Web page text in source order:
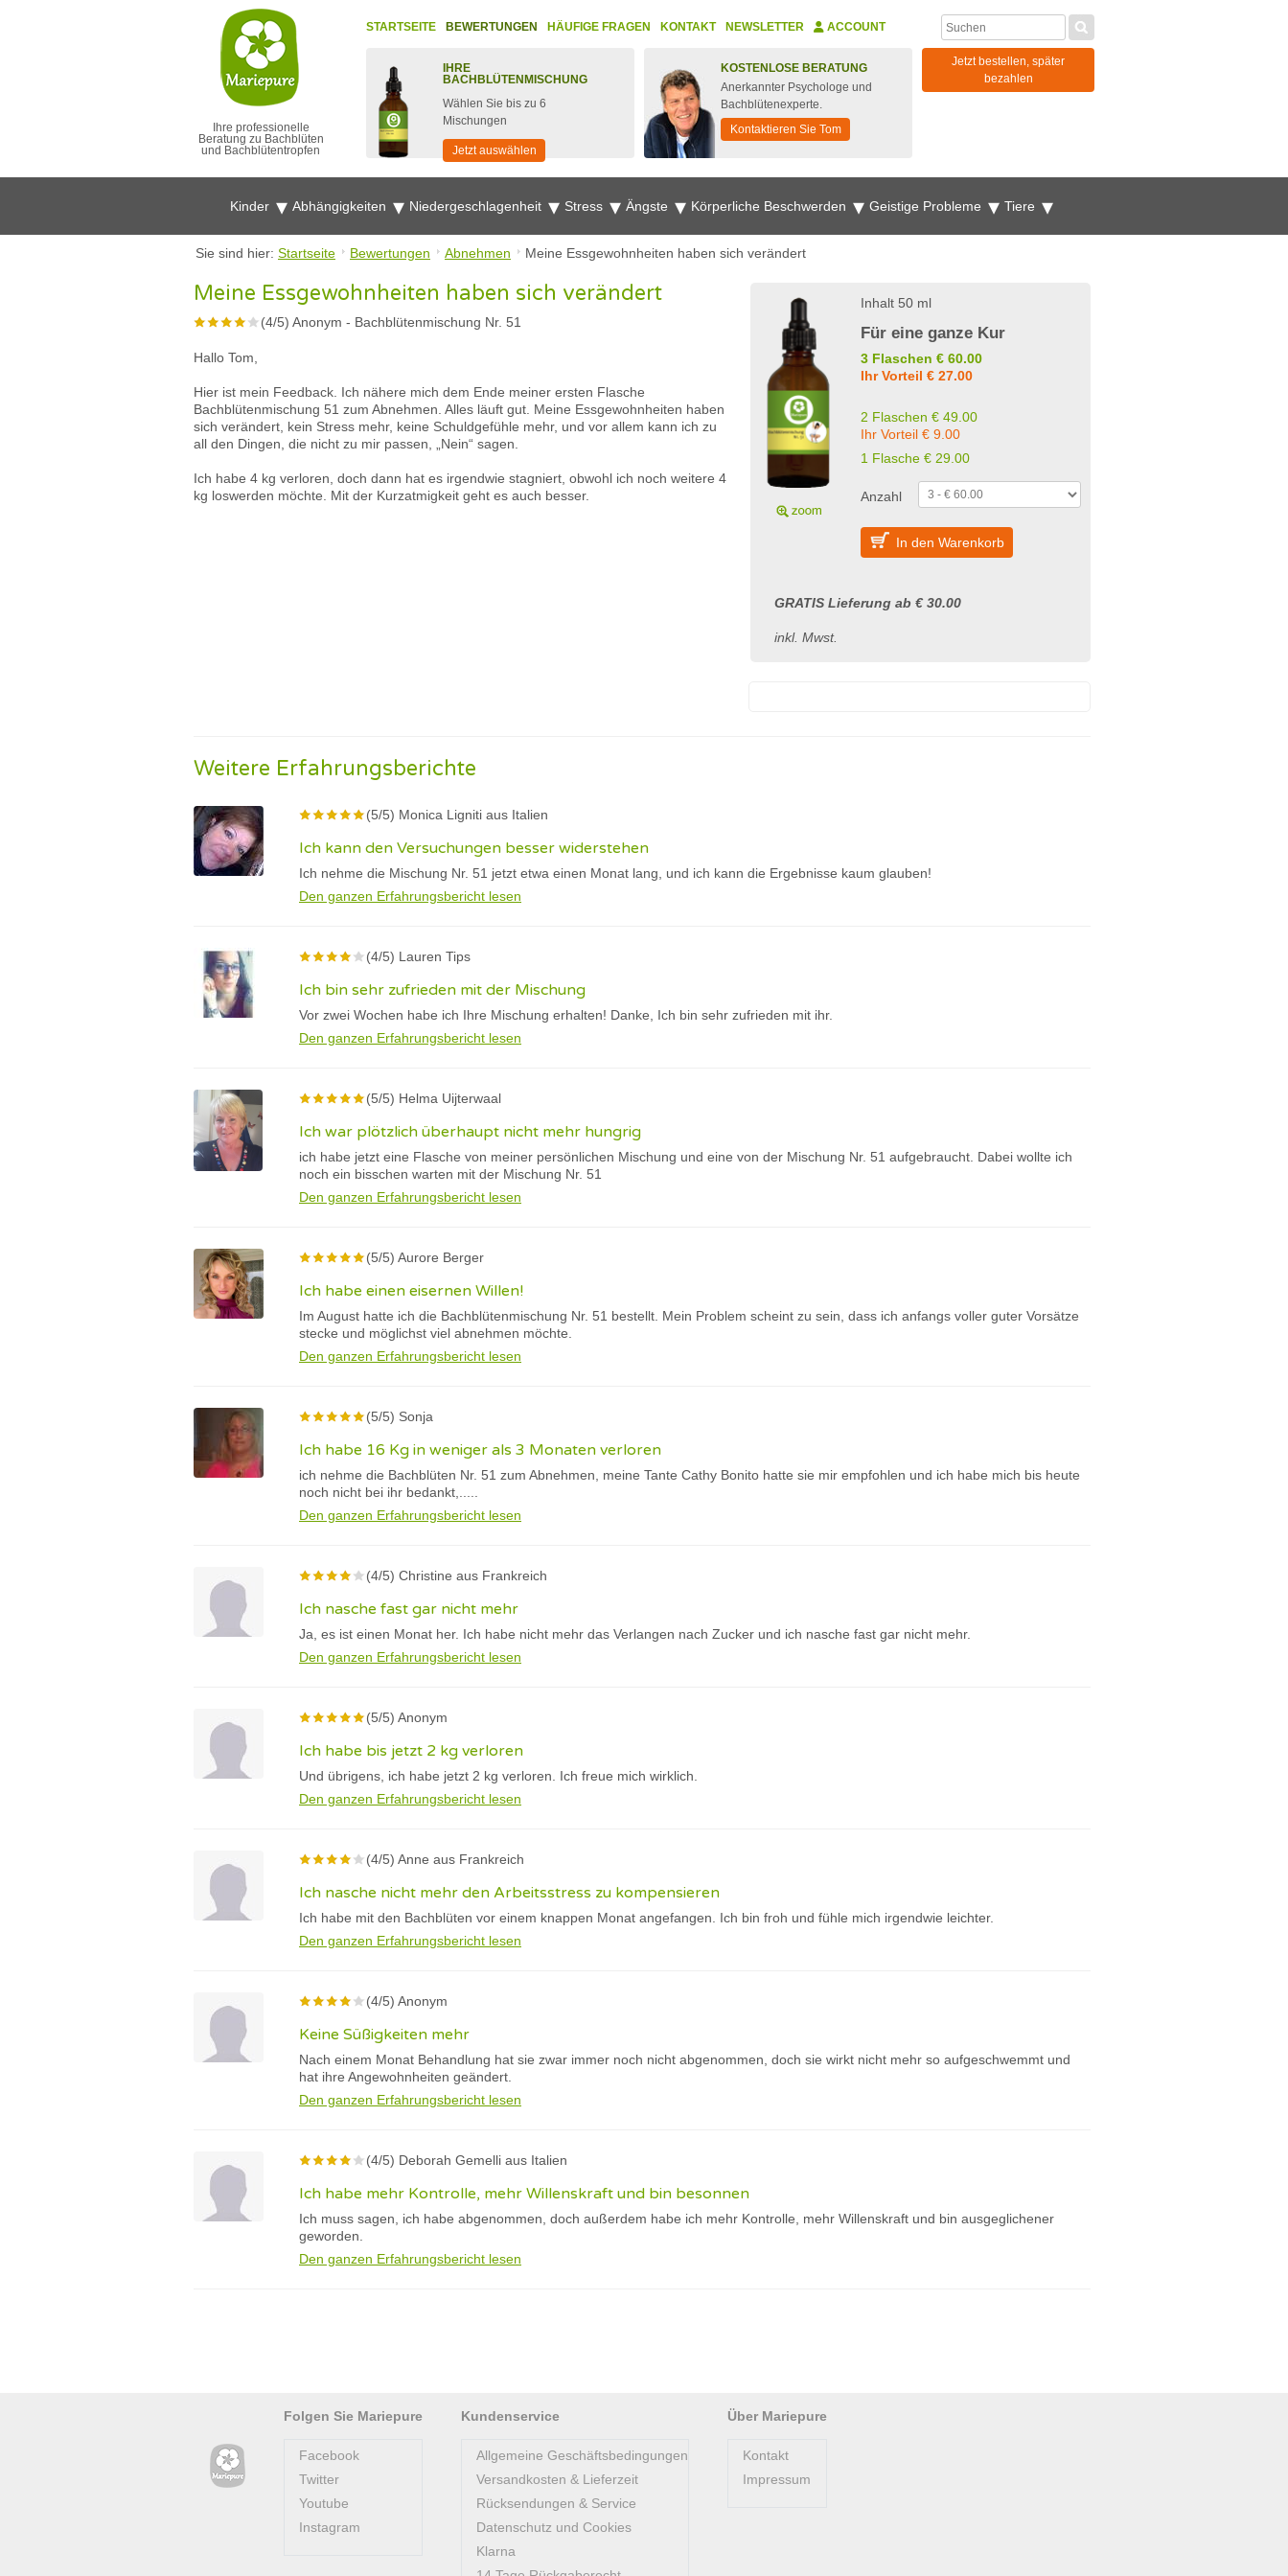
Ihre professionelle
Beratung zu Bachblüten
und Bachblütentropfen
STARTSEITE BEWERTUNGEN HÄUFIGE FRAGEN KONTAKT NEWSLETTER ACCOUNT
IHRE
BACHBLÜTENMISCHUNG
Wählen Sie bis zu 6
Mischungen
Jetzt auswählen
KOSTENLOSE BERATUNG
Anerkannter Psychologe und
Bachblütenexperte.
Kontaktieren Sie Tom
Jetzt bestellen, später
bezahlen
Kinder Abhängigkeiten Niedergeschlagenheit Stress Ängste Körperliche Beschwerden Geistige Probleme Tiere
Sie sind hier: Startseite Bewertungen Abnehmen Meine Essgewohnheiten haben sich verändert
Meine Essgewohnheiten haben sich verändert
(4/5) Anonym - Bachblütenmischung Nr. 51
Hallo Tom,
Hier ist mein Feedback. Ich nähere mich dem Ende meiner ersten Flasche
Bachblütenmischung 51 zum Abnehmen. Alles läuft gut. Meine Essgewohnheiten haben
sich verändert, kein Stress mehr, keine Schuldgefühle mehr, und vor allem kann ich zu
all den Dingen, die nicht zu mir passen, „Nein“ sagen.
Ich habe 4 kg verloren, doch dann hat es irgendwie stagniert, obwohl ich noch weitere 4
kg loswerden möchte. Mit der Kurzatmigkeit geht es auch besser.
Inhalt 50 ml
Für eine ganze Kur
3 Flaschen € 60.00
Ihr Vorteil € 27.00
2 Flaschen € 49.00
Ihr Vorteil € 9.00
1 Flasche € 29.00
Anzahl
In den Warenkorb
GRATIS Lieferung ab € 30.00
inkl. Mwst.
Weitere Erfahrungsberichte
(5/5) Monica Ligniti aus Italien
Ich kann den Versuchungen besser widerstehen
Ich nehme die Mischung Nr. 51 jetzt etwa einen Monat lang, und ich kann die Ergebnisse kaum glauben!
Den ganzen Erfahrungsbericht lesen
(4/5) Lauren Tips
Ich bin sehr zufrieden mit der Mischung
Vor zwei Wochen habe ich Ihre Mischung erhalten! Danke, Ich bin sehr zufrieden mit ihr.
Den ganzen Erfahrungsbericht lesen
(5/5) Helma Uijterwaal
Ich war plötzlich überhaupt nicht mehr hungrig
ich habe jetzt eine Flasche von meiner persönlichen Mischung und eine von der Mischung Nr. 51 aufgebraucht. Dabei wollte ich
noch ein bisschen warten mit der Mischung Nr. 51
Den ganzen Erfahrungsbericht lesen
(5/5) Aurore Berger
Ich habe einen eisernen Willen!
Im August hatte ich die Bachblütenmischung Nr. 51 bestellt. Mein Problem scheint zu sein, dass ich anfangs voller guter Vorsätze
stecke und möglichst viel abnehmen möchte.
Den ganzen Erfahrungsbericht lesen
(5/5) Sonja
Ich habe 16 Kg in weniger als 3 Monaten verloren
ich nehme die Bachblüten Nr. 51 zum Abnehmen, meine Tante Cathy Bonito hatte sie mir empfohlen und ich habe mich bis heute
noch nicht bei ihr bedankt,.....
Den ganzen Erfahrungsbericht lesen
(4/5) Christine aus Frankreich
Ich nasche fast gar nicht mehr
Ja, es ist einen Monat her. Ich habe nicht mehr das Verlangen nach Zucker und ich nasche fast gar nicht mehr.
Den ganzen Erfahrungsbericht lesen
(5/5) Anonym
Ich habe bis jetzt 2 kg verloren
Und übrigens, ich habe jetzt 2 kg verloren. Ich freue mich wirklich.
Den ganzen Erfahrungsbericht lesen
(4/5) Anne aus Frankreich
Ich nasche nicht mehr den Arbeitsstress zu kompensieren
Ich habe mit den Bachblüten vor einem knappen Monat angefangen. Ich bin froh und fühle mich irgendwie leichter.
Den ganzen Erfahrungsbericht lesen
(4/5) Anonym
Keine Süßigkeiten mehr
Nach einem Monat Behandlung hat sie zwar immer noch nicht abgenommen, doch sie wirkt nicht mehr so aufgeschwemmt und
hat ihre Angewohnheiten geändert.
Den ganzen Erfahrungsbericht lesen
(4/5) Deborah Gemelli aus Italien
Ich habe mehr Kontrolle, mehr Willenskraft und bin besonnen
Ich muss sagen, ich habe abgenommen, doch außerdem habe ich mehr Kontrolle, mehr Willenskraft und bin ausgeglichener
geworden.
Den ganzen Erfahrungsbericht lesen
Folgen Sie Mariepure
Facebook
Twitter
Youtube
Instagram
Kundenservice
Allgemeine Geschäftsbedingungen
Versandkosten & Lieferzeit
Rücksendungen & Service
Datenschutz und Cookies
Klarna
Über Mariepure
Kontakt
Impressum